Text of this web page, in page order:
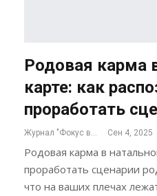
Родовая карма
карте: как
проработать
Журнал "Фокус внимания" Сен 4, 2025
Родовая карма в
проработать сценарии
что на ваших плечах